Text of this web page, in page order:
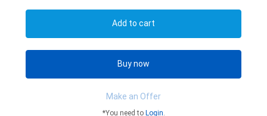
Add to cart
Buy now
Make an Offer
*You need to Login.